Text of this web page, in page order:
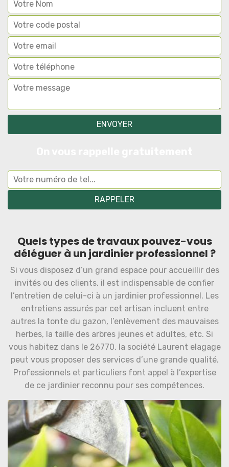
Quels types de travaux pouvez-vous
déléguer à un jardinier professionnel ?
Si vous disposez d’un grand espace pour accueillir des
invités ou des clients, il est indispensable de confier
l’entretien de celui-ci à un jardinier professionnel. Les
entretiens assurés par cet artisan incluent entre
autres la tonte du gazon, l’enlèvement des mauvaises
herbes, la taille des arbres jeunes et adultes, etc. Si
vous habitez dans le 26770, la société Laurent elagage
peut vous proposer des services d’une grande qualité.
Professionnels et particuliers font appel à l’expertise
de ce jardinier reconnu pour ses compétences.